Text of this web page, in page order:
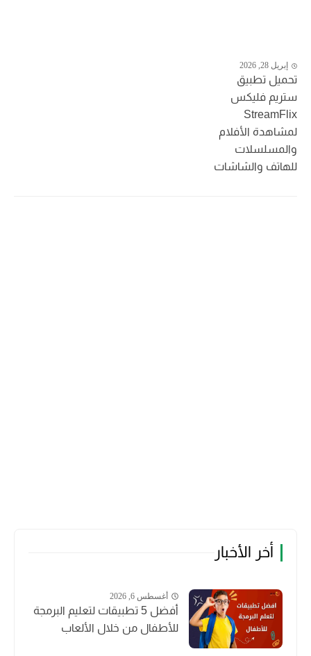
إبريل 28, 2026
تحميل تطبيق
ستريم فليكس
StreamFlix
لمشاهدة الأفلام
والمسلسلات
للهاتف والشاشات
أخر الأخبار
أغسطس 6, 2026
أفضل 5 تطبيقات لتعليم البرمجة
للأطفال من خلال الألعاب